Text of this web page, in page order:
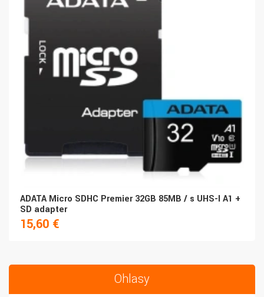
ADATA Micro SDHC Premier 32GB 85MB / s UHS-I A1 +
SD adapter
15,60 €
Ohlasy